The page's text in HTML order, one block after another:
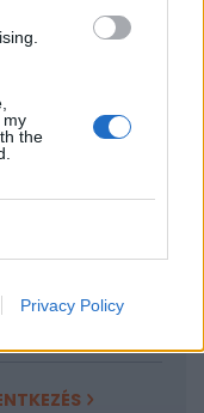
my
the
Privacy Policy
belüli